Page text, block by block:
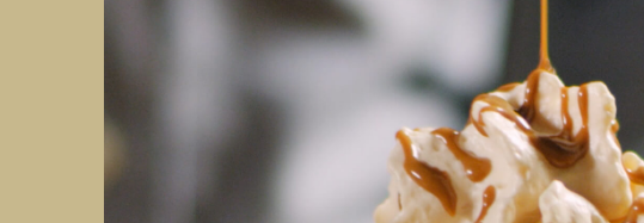
Panna montata